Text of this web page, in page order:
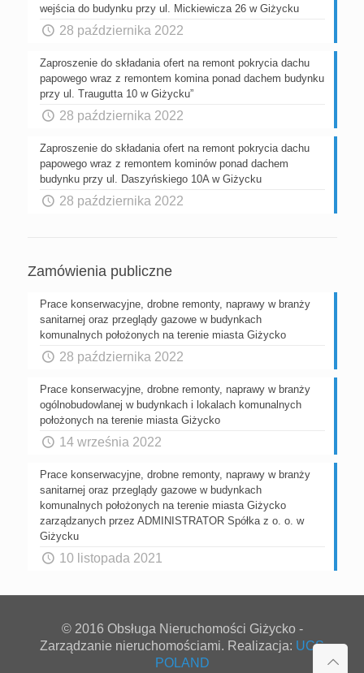
wejścia do budynku przy ul. Mickiewicza 26 w Giżycku
28 października 2022
Zaproszenie do składania ofert na remont pokrycia dachu
papowego wraz z remontem komina ponad dachem budynku
przy ul. Traugutta 10 w Giżycku”
28 października 2022
Zaproszenie do składania ofert na remont pokrycia dachu
papowego wraz z remontem kominów ponad dachem
budynku przy ul. Daszyńskiego 10A w Giżycku
28 października 2022
Zamówienia publiczne
Prace konserwacyjne, drobne remonty, naprawy w branży
sanitarnej oraz przeglądy gazowe w budynkach
komunalnych położonych na terenie miasta Giżycko
28 października 2022
Prace konserwacyjne, drobne remonty, naprawy w branży
ogólnobudowlanej w budynkach i lokalach komunalnych
położonych na terenie miasta Giżycko
14 września 2022
Prace konserwacyjne, drobne remonty, naprawy w branży
sanitarnej oraz przeglądy gazowe w budynkach
komunalnych położonych na terenie miasta Giżycko
zarządzanych przez ADMINISTRATOR Spółka z o. o. w
Giżycku
10 listopada 2021
© 2016 Obsługa Nieruchomości Giżycko -
Zarządzanie nieruchomościami. Realizacja: UCS
POLAND